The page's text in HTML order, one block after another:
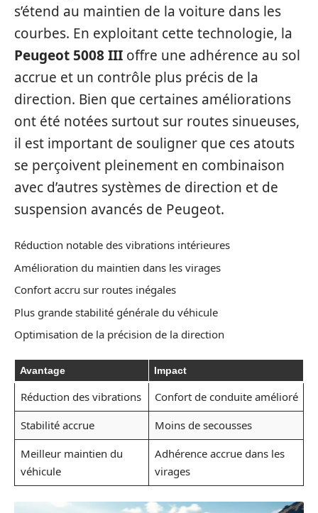
s’étend au maintien de la voiture dans les
courbes. En exploitant cette technologie, la
Peugeot 5008 III offre une adhérence au sol
accrue et un contrôle plus précis de la
direction. Bien que certaines améliorations
ont été notées surtout sur routes sinueuses,
il est important de souligner que ces atouts
se perçoivent pleinement en combinaison
avec d’autres systèmes de direction et de
suspension avancés de Peugeot.
Réduction notable des vibrations intérieures
Amélioration du maintien dans les virages
Confort accru sur routes inégales
Plus grande stabilité générale du véhicule
Optimisation de la précision de la direction
Avantage Impact
Réduction des vibrations
Confort de conduite amélioré
Stabilité accrue
Moins de secousses
Meilleur maintien du
véhicule
Adhérence accrue dans les
virages